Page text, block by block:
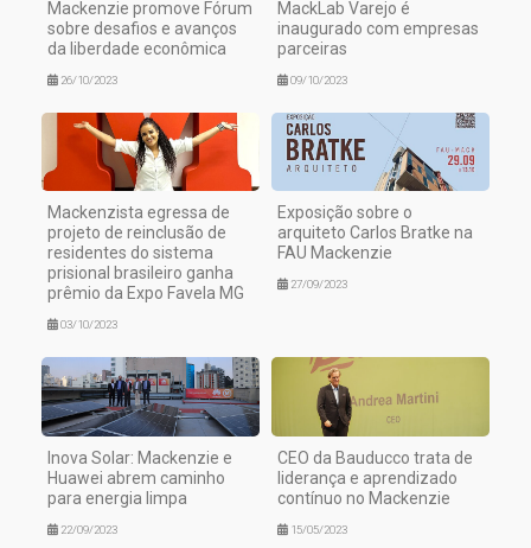
Mackenzie promove Fórum
sobre desafios e avanços
da liberdade econômica
26/10/2023
MackLab Varejo é
inaugurado com empresas
parceiras
09/10/2023
Mackenzista egressa de
projeto de reinclusão de
residentes do sistema
prisional brasileiro ganha
prêmio da Expo Favela MG
03/10/2023
Exposição sobre o
arquiteto Carlos Bratke na
FAU Mackenzie
27/09/2023
Inova Solar: Mackenzie e
Huawei abrem caminho
para energia limpa
22/09/2023
CEO da Bauducco trata de
liderança e aprendizado
contínuo no Mackenzie
15/05/2023